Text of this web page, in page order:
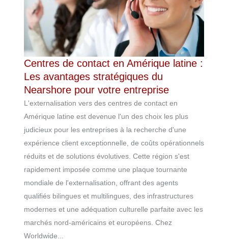
Centres de contact en Amérique latine :
Les avantages stratégiques du
Nearshore pour votre entreprise
L'externalisation vers des centres de contact en
Amérique latine est devenue l'un des choix les plus
judicieux pour les entreprises à la recherche d'une
expérience client exceptionnelle, de coûts opérationnels
réduits et de solutions évolutives. Cette région s'est
rapidement imposée comme une plaque tournante
mondiale de l'externalisation, offrant des agents
qualifiés bilingues et multilingues, des infrastructures
modernes et une adéquation culturelle parfaite avec les
marchés nord-américains et européens. Chez
Worldwide...